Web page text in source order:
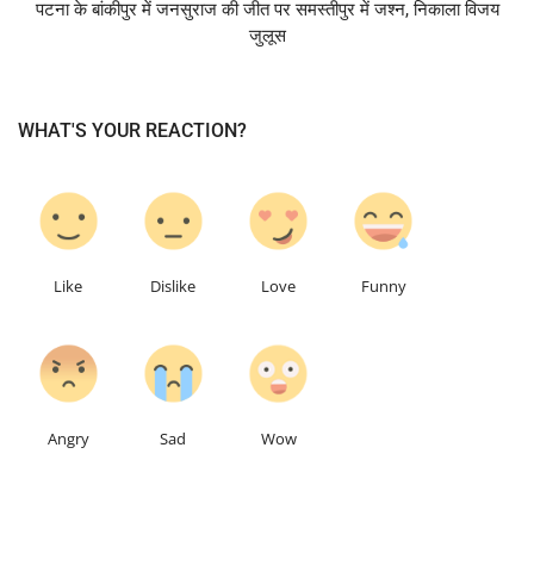
पटना के बांकीपुर में जनसुराज की जीत पर समस्तीपुर में जश्न, निकाला विजय
जुलूस
WHAT'S YOUR REACTION?
Like Dislike Love Funny
Angry Sad Wow